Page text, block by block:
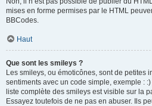
mises en forme permises par le HTML
BBCodes.
Haut
Que sont les smileys ?
Les smileys, ou émoticônes, sont de petites
sentiments avec un code simple, exemple :
liste complète des smileys est visible sur la
Essayez toutefois de ne pas en abuser. Ils